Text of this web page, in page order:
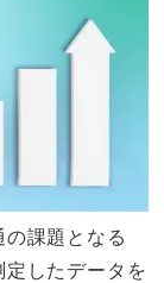
課題となる
したデータを